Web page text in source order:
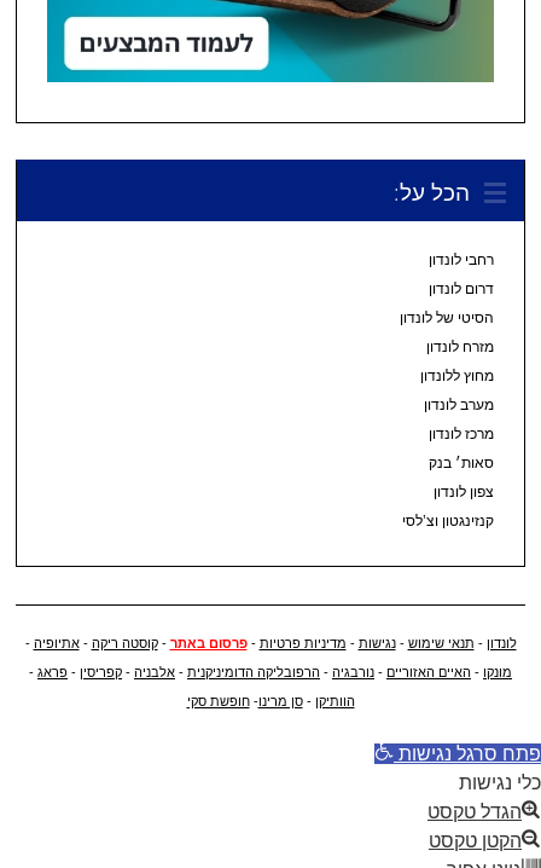
הכל על:
רחבי לונדון
דרום לונדון
הסיטי של לונדון
מזרח לונדון
מחוץ ללונדון
מערב לונדון
מרכז לונדון
סאות׳ בנק
צפון לונדון
קנזינגטון וצ’לסי
לונדון - תנאי שימוש -נגישות - מדיניות פרטיות -פרסום באתר -קוסטה ריקה -אתיופיה -
מונקו - האיים האזוריים - נורבגיה - הרפובליקה הדומיניקנית - אלבניה - קפריסין - פראג -
הוותיקן -סן מרינו-חופשת סקי
פתח סרגל נגישות
כלי נגישות
הגדל טקסט
הקטן טקסט